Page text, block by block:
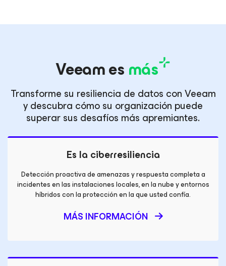
Veeam esmás
Transforme su resiliencia de datos con Veeam
y descubra cómo su organización puede
superar sus desafíos más apremiantes.
Es la ciberresiliencia
Detección proactiva de amenazas y respuesta completa a
incidentes en las instalaciones locales, en la nube y entornos
híbridos con la protección en la que usted confía.
MÁS INFORMACIÓN